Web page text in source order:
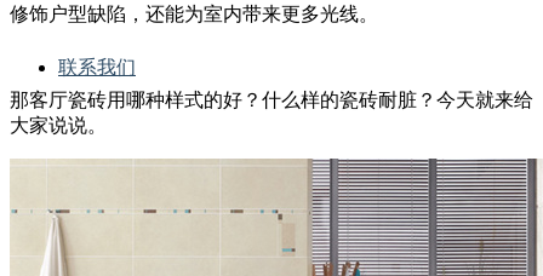
联系我们
修饰户型缺陷，还能为室内带来更多光线。
那客厅瓷砖用哪种样式的好？什么样的瓷砖耐脏？今天就来给
大家说说。